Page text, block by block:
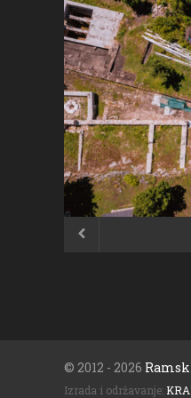
ČESTITKA
USKRS 2023. GODINE

© 2012 - 2026
Izrada i održavanje: